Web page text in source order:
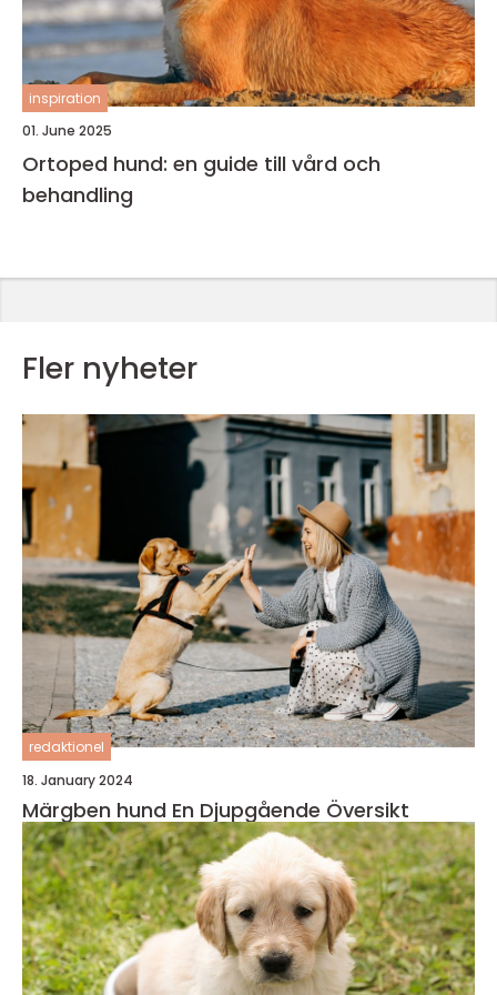
inspiration
01. June 2025
Ortoped hund: en guide till vård och
behandling
Fler nyheter
redaktionel
18. January 2024
Märgben hund En Djupgående Översikt